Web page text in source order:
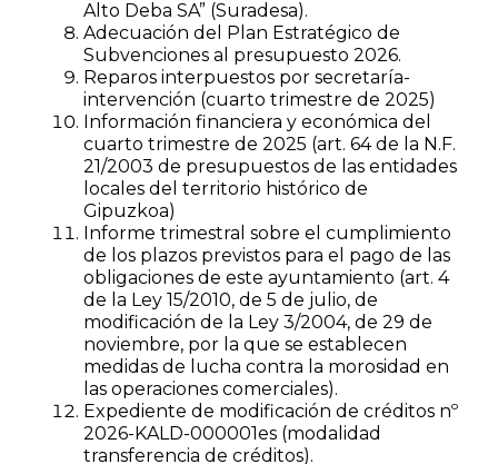
Alto Deba SA” (Suradesa).
Adecuación del Plan Estratégico de
Subvenciones al presupuesto 2026.
Reparos interpuestos por secretaría-
intervención (cuarto trimestre de 2025)
Información financiera y económica del
cuarto trimestre de 2025 (art. 64 de la N.F.
21/2003 de presupuestos de las entidades
locales del territorio histórico de
Gipuzkoa)
Informe trimestral sobre el cumplimiento
de los plazos previstos para el pago de las
obligaciones de este ayuntamiento (art. 4
de la Ley 15/2010, de 5 de julio, de
modificación de la Ley 3/2004, de 29 de
noviembre, por la que se establecen
medidas de lucha contra la morosidad en
las operaciones comerciales).
Expediente de modificación de créditos nº
2026-KALD-000001es (modalidad
transferencia de créditos).